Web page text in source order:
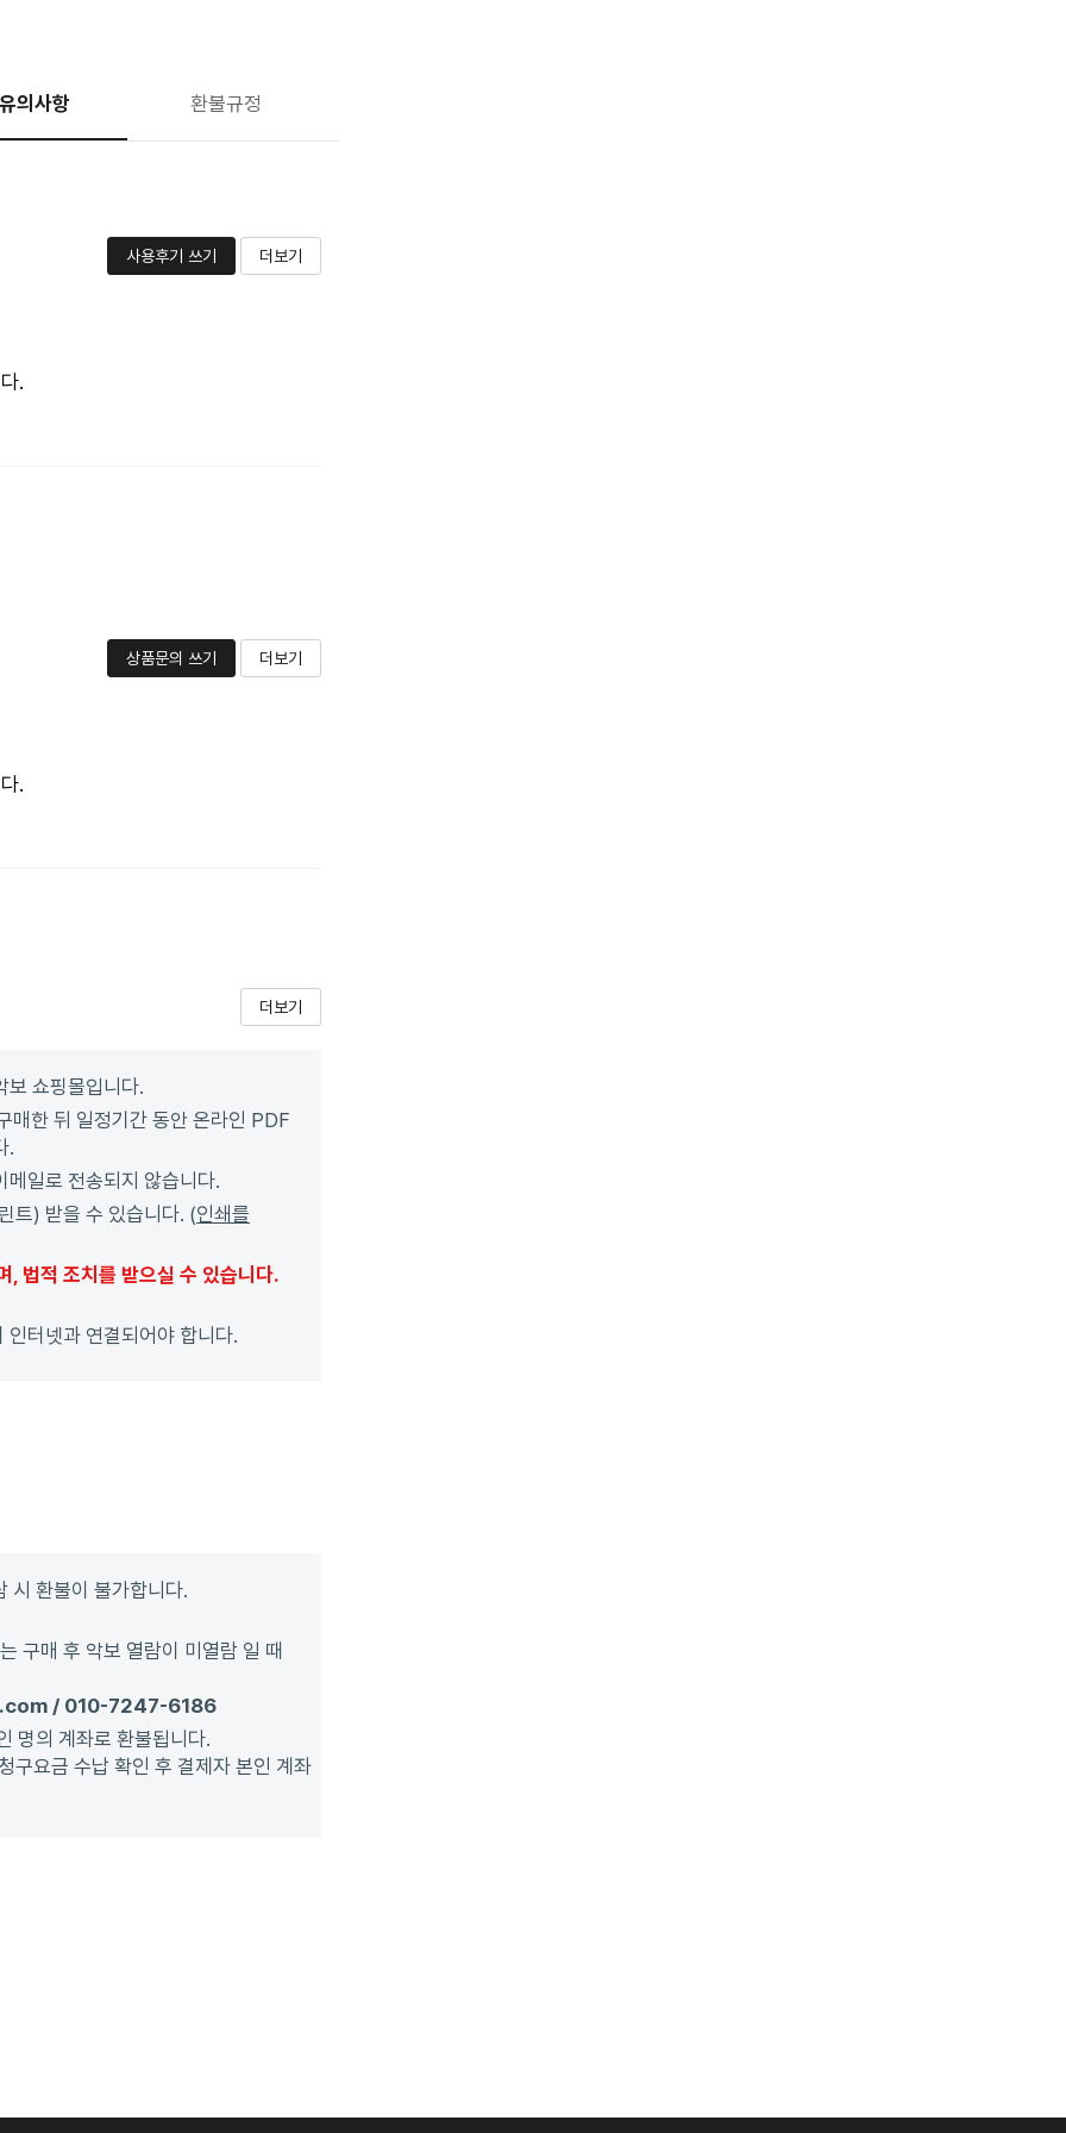
의사항 환불규정
사용후기 쓰기 더보기
.
상품문의 쓰기 더보기
.
더보기
보 쇼핑몰입니다.
매한 뒤 일정기간 동안 온라인 PDF
.
메일로 전송되지 않습니다.
트) 받을 수 있습니다. (인쇄를
, 법적 조치를 받으실 수 있습니다.
터넷과 연결되어야 합니다.
시 환불이 불가합니다.
구매 후 악보 열람이 미열람 일 때
/ 010-7247-6186
명의 계좌로 환불됩니다.
구요금 수납 확인 후 결제자 본인 계좌